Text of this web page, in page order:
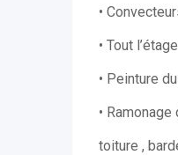
•
• Tout
• Peinture
•
toiture ,